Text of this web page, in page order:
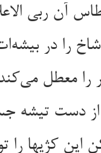
را معطل